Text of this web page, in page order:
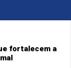
fortalecem a